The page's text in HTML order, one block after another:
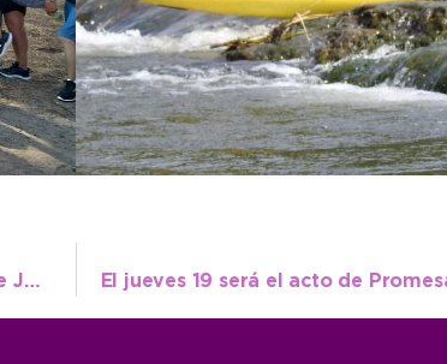
Se cumplió un año de la inauguración del Sagrado Corazón de Jesús y habrá un acto este sábado